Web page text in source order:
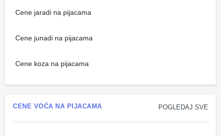
Cene jaradi na pijacama
Cene junadi na pijacama
Cene koza na pijacama
POGLEDAJ SVE
CENE VOĆA NA PIJACAMA